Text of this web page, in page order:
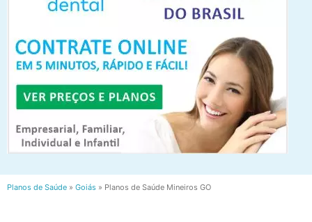
Planos de Saúde » Goiás » Planos de Saúde Mineiros GO